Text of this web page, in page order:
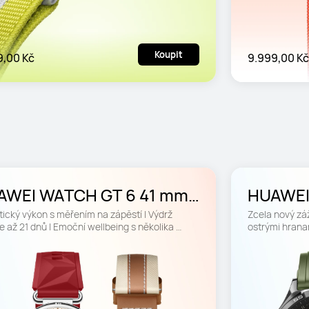
Kč Koupit 9.999,00 Kč
WATCH GT 6 41 mm
Vánoční edice
výkon s měřením na zápěstí | Výdrž
až 21 dnů | Emoční wellbeing s několika
46 mm
Zcela nový
ostrými